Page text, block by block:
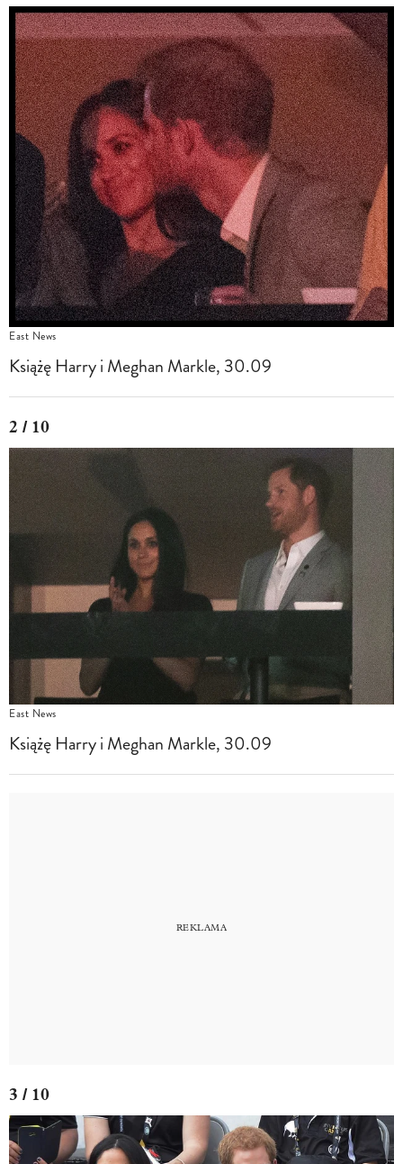
East News
Książę Harry i Meghan Markle, 30.09
2 / 10
East News
Książę Harry i Meghan Markle, 30.09
3 / 10